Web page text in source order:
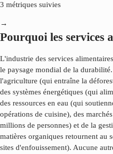
3 métriques suivies
→
Pourquoi les services
L'industrie des services
le paysage mondial de la
l'agriculture (qui entraîne la
des systèmes énergétiques (qui
des ressources en eau (qui
opérations de cuisine), des
millions de personnes) et de la
matières organiques retournent au
sites d'enfouissement). Aucune